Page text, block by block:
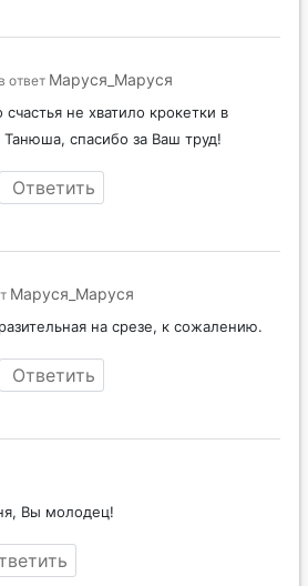
в ответ Маруся_Маруся
не хватило крокетки в
Танюша, спасибо за Ваш труд!
Ответить
Маруся_Маруся
на срезе, к сожалению.
Ответить
Вы молодец!